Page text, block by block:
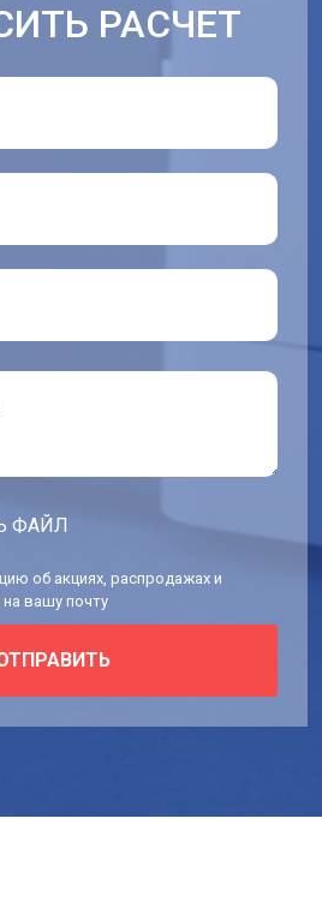
РАСЧЕТ
ФАЙЛ
об акциях, распродажах и
вашу почту